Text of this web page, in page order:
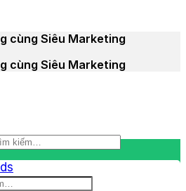
cùng Siêu Marketing
cùng Siêu Marketing